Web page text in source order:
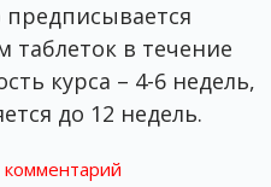
в течение
курса – 4-6 недель,
до 12 недель.